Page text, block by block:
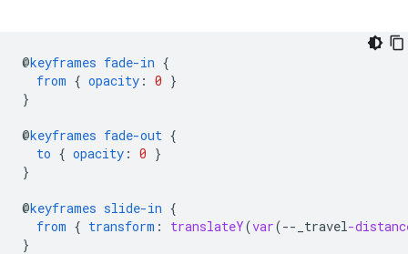
@keyframes fade-in {
from { opacity : 0 }
}
@keyframes fade-out {
to { opacity : 0 }
}
@keyframes slide-in {
from { transform : translateY(var(-- _travel-
}